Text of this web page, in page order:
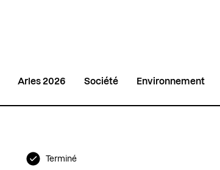
Arles 2026 Société Environnement
Terminé